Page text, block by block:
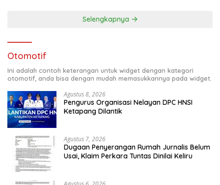
Selengkapnya
Otomotif
Ini adalah contoh keterangan untuk widget dengan kategori
otomotif, anda bisa dengan mudah memasukkannya pada widget.
Agustus 8, 2026
Pengurus Organisasi Nelayan DPC HNSI
Ketapang Dilantik
Agustus 7, 2026
Dugaan Penyerangan Rumah Jurnalis Belum
Usai, Klaim Perkara Tuntas Dinilai Keliru